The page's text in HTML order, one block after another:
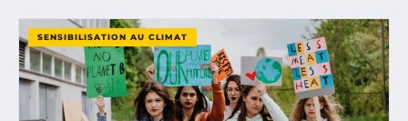
SENSIBILISATION AU CLIMAT